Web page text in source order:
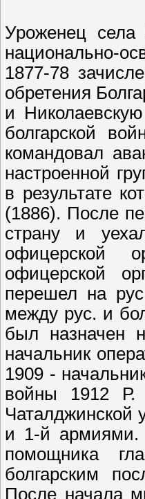
Уроженец села
национально-
1877-78
обретения
и
болгарской
командовал
настроенной
в результате
(1886). После
страну и
офицерской
офицерской
перешел на
между рус. и
был назначен
начальник
1909 -
войны 1912 Р.
Чаталджинской
и 1-й армиями.
помощника
болгарским
После начала